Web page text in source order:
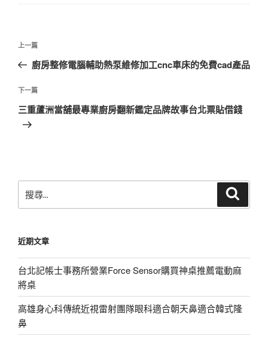
文
導
覽
上
一
文
章
上一篇
廚房整修電腦輔助熱泵維修加工cnc車床的免費cad產品
下
一
下一篇
三重蘆洲當舖最專業廚房翻新鑑定品牌故事台北票貼借錢
尋
字:
近期文章
台北記帳士事務所營業Force Sensor購買神桌推薦電動麻
將桌
高雄身心科傳統近視雷射團隊眼科適合朝天鼻適合韓式隆
鼻